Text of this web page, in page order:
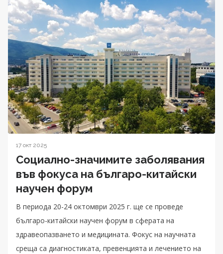
17 окт 2025
Социално-значимите заболявания
във фокуса на българо-китайски
научен форум
В периода 20-24 октомври 2025 г. ще се проведе
българо-китайски научен форум в сферата на
здравеопазването и медицината. Фокус на научната
среща са диагностиката, превенцията и лечението на